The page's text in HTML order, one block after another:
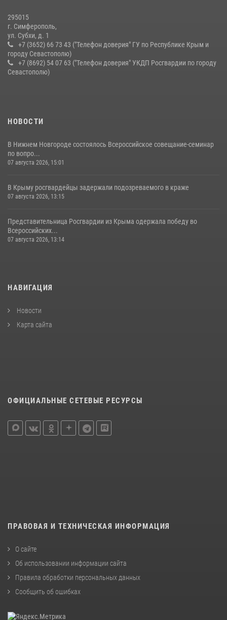
10 июля 2026, 15:10
295015
г. Симферополь,
ул. Субхи, д. 1
+7 (3652) 66 73 43 ("Телефон доверия" ГУ по Республике Крым и
городу Севастополю)
+7 (8692) 54 07 63 ("Телефон доверия" УКДП Росгвардии по городу
Севастополю)
НОВОСТИ
В Нижнем Новгороде состоялось Всероссийское совещание-семинар
по вопро...
07 августа 2026, 15:01
В Крыму росгвардейцы задержали подозреваемого в краже
07 августа 2026, 13:15
Представительница Росгвардии из Крыма одержала победу во
Всероссийских...
07 августа 2026, 13:14
НАВИГАЦИЯ
Новости
Карта сайта
ОФИЦИАЛЬНЫЕ СЕТЕВЫЕ РЕСУРСЫ
ПРАВОВАЯ И ТЕХНИЧЕСКАЯ ИНФОРМАЦИЯ
О сайте
Об использовании информации сайта
Правила обработки персональных данных
Сообщить об ошибках